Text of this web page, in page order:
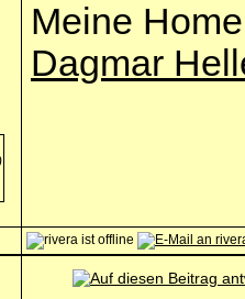
Meine
Dagmar